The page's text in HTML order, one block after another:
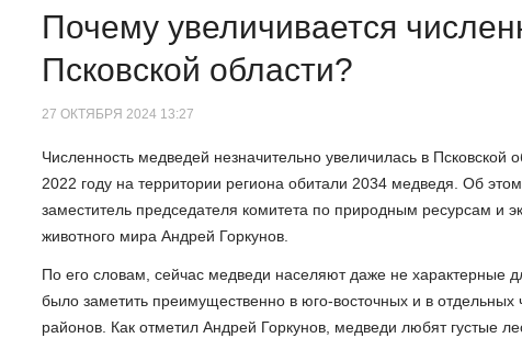
Почему увеличивается
Псковской области?
27 ОКТЯБРЯ 2024 13:27
Численность медведей незначительно увеличилась в Псковской
2022 году на территории региона обитали 2034 медведя. Об этом
заместитель председателя комитета по природным ресурсам и
животного мира Андрей Горкунов.
По его словам, сейчас медведи населяют даже не
было заметить преимущественно в юго-восточных и в отдельных
районов. Как отметил Андрей Горкунов, медведи любят густые